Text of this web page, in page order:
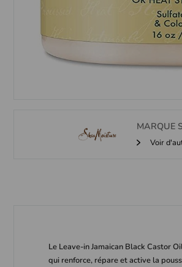
MARQUE
Voir
Le Leave-in Jamaican Black Castor
qui renforce, répare et active la